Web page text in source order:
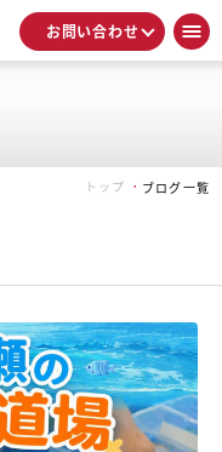
お問い合わせ
トップ ブログ一覧